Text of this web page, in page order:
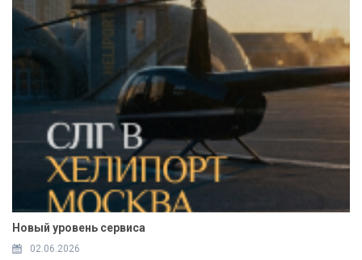
Новый уровень сервиса
02.06.2026